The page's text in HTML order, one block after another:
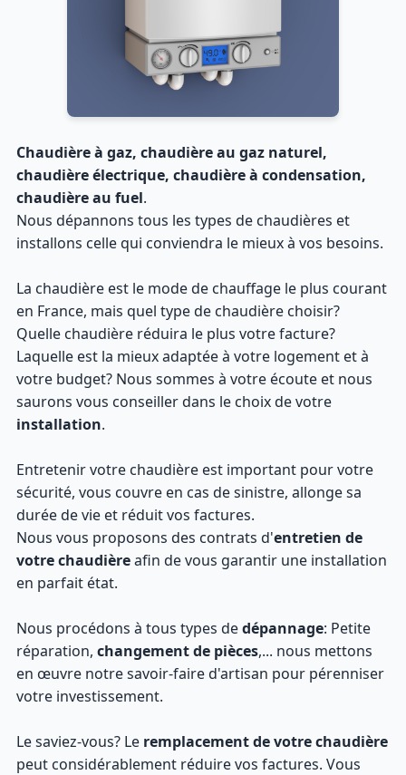
Chaudière à gaz, chaudière au gaz naturel,
chaudière électrique, chaudière à condensation,
chaudière au fuel.
Nous dépannons tous les types de chaudières et
installons celle qui conviendra le mieux à vos besoins.
La chaudière est le mode de chauffage le plus courant
en France, mais quel type de chaudière choisir?
Quelle chaudière réduira le plus votre facture?
Laquelle est la mieux adaptée à votre logement et à
votre budget? Nous sommes à votre écoute et nous
saurons vous conseiller dans le choix de votre
installation.
Entretenir votre chaudière est important pour votre
sécurité, vous couvre en cas de sinistre, allonge sa
durée de vie et réduit vos factures.
Nous vous proposons des contrats d'entretien de
votre chaudièreafin de vous garantir une installation
en parfait état.
Nous procédons à tous types dedépannage: Petite
réparation, changement de pièces,... nous mettons
en œuvre notre savoir-faire d'artisan pour pérenniser
votre investissement.
Le saviez-vous? Le remplacement de votre chaudière
peut considérablement réduire vos factures. Vous